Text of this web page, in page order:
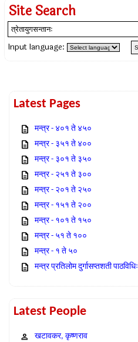
Site Search
Input language:
Latest Pages
मन्त्र - ४०१ ते ४५०
मन्त्र - ३५१ ते ४००
मन्त्र - ३०१ ते ३५०
मन्त्र - २५१ ते ३००
मन्त्र - २०१ ते २५०
मन्त्र - १५१ ते २००
मन्त्र - १०१ ते १५०
मन्त्र - ५१ ते १००
मन्त्र - १ ते ५०
मन्त्र प्रतिलोम दुर्गासप्तशती पाठविधिः
Latest People
खटावकर, कृष्णराव